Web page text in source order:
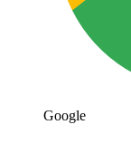
Google